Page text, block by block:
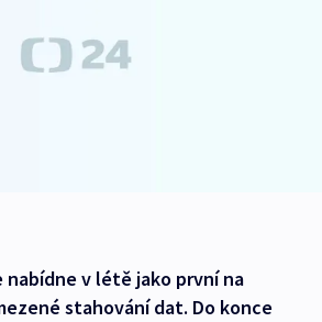
nabídne v létě jako první na
stahování dat. Do konce